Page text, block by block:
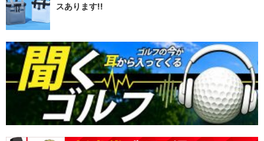
スあります!!